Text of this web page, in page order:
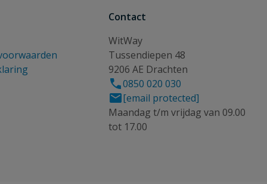
Contact
WitWay
Tussendiepen 48
9206 AE Drachten
0850 020 030
[email protected]
Maandag t/m vrijdag van 09.00
tot 17.00